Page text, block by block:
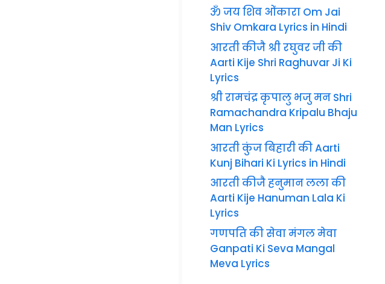
ॐ जय शिव ओंकारा Om Jai
Shiv Omkara Lyrics in Hindi
आरती कीजै श्री रघुवर जी की
Aarti Kije Shri Raghuvar Ji Ki
Lyrics
श्री रामचंद्र कृपालु भजु मन Shri
Ramachandra Kripalu Bhaju
Man Lyrics
आरती कुंज बिहारी की Aarti
Kunj Bihari Ki Lyrics in Hindi
आरती कीजै हनुमान लला की
Aarti Kije Hanuman Lala Ki
Lyrics
गणपति की सेवा मंगल मेवा
Ganpati Ki Seva Mangal
Meva Lyrics